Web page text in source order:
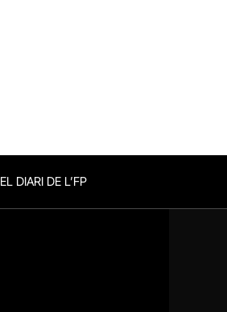
EL DIARI DE L’FP